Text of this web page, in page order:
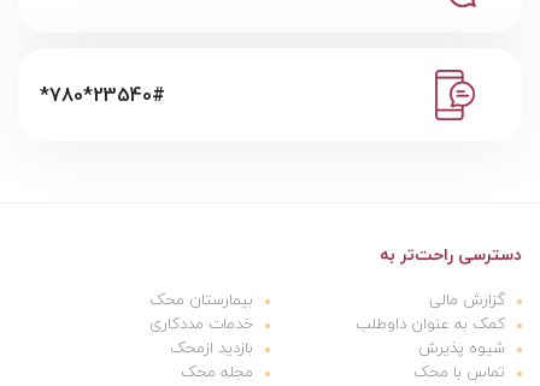
*780*23540#
دسترسی راحت‌تر به
گزارش مالی
بیمارستان محک
کمک به عنوان داوطلب
خدمات مددکاری
شیوه پذیرش
بازدید ازمحک
تماس با محک
مجله محک